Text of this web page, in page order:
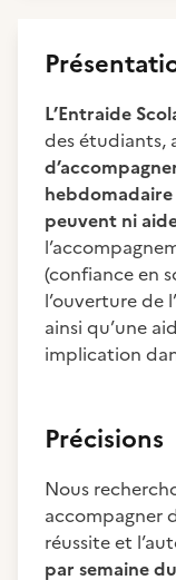
L’Entraide
des étudiants,
hebdomadaire
peuvent ni
(confiance en
l’ouverture de
ainsi qu’une
implication
Précisions
Nous
accompagner
réussite et
par semaine